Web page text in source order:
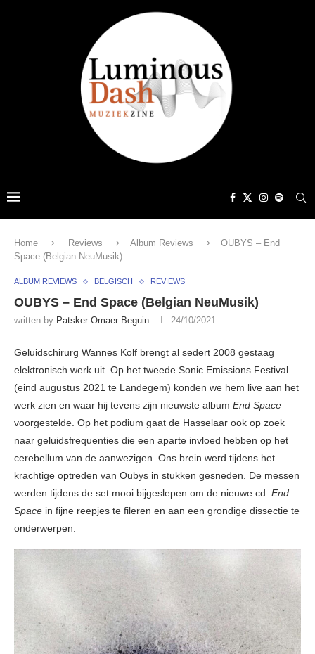
Home Reviews Album Reviews
OUBYS – End
Space (Belgian NeuMusik)
ALBUM REVIEWS BELGISCH REVIEWS
OUBYS – End Space (Belgian NeuMusik)
written by Patsker Omaer Beguin 24/10/2021
Geluidschirurg Wannes Kolf brengt al sedert 2008 gestaag
elektronisch werk uit. Op het tweede Sonic Emissions Festival
(eind augustus 2021 te Landegem) konden we hem live aan het
werk zien en waar hij tevens zijn nieuwste album End Space
voorgestelde. Op het podium gaat de Hasselaar ook op zoek
naar geluidsfrequenties die een aparte invloed hebben op het
cerebellum van de aanwezigen. Ons brein werd tijdens het
krachtige optreden van Oubys in stukken gesneden. De messen
werden tijdens de set mooi bijgeslepen om de nieuwe cd End
Space in fijne reepjes te fileren en aan een grondige dissectie te
onderwerpen.